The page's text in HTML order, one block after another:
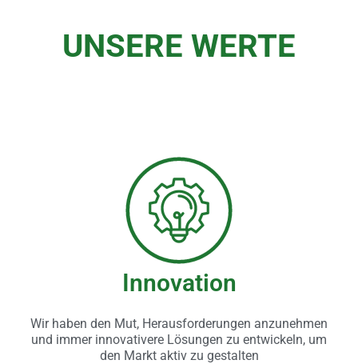
UNSERE WERTE
Innovation
Wir haben den Mut, Herausforderungen anzunehmen
und immer innovativere Lösungen zu entwickeln, um
den Markt aktiv zu gestalten